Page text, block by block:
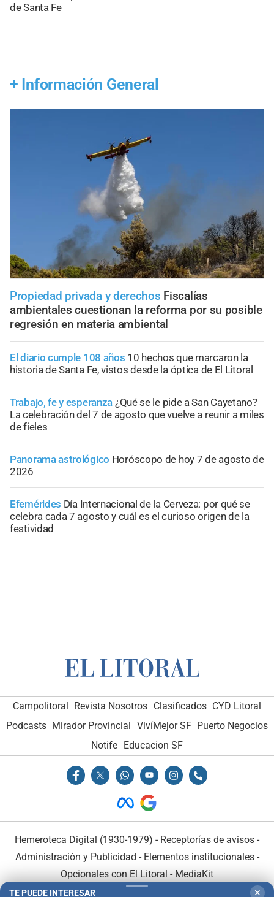
de Santa Fe
+ Información General
Propiedad privada y derechos Fiscalías
ambientales cuestionan la reforma por su posible
regresión en materia ambiental
El diario cumple 108 años 10 hechos que marcaron la
historia de Santa Fe, vistos desde la óptica de El Litoral
Trabajo, fe y esperanza ¿Qué se le pide a San Cayetano?
La celebración del 7 de agosto que vuelve a reunir a miles
de fieles
Panorama astrológico Horóscopo de hoy 7 de agosto de
2026
Efemérides Día Internacional de la Cerveza: por qué se
celebra cada 7 agosto y cuál es el curioso origen de la
festividad
Campolitoral Revista Nosotros Clasificados CYD Litoral
Podcasts Mirador Provincial VivíMejor SF Puerto Negocios
Notife
Educacion SF
Hemeroteca Digital (1930-1979) - Receptorías de avisos -
Administración y Publicidad - Elementos institucionales-
Opcionales con El Litoral - MediaKit
TE PUEDE INTERESAR ✕